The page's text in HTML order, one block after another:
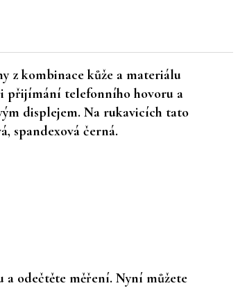
z kombinace kůže a materiálu
přijímání telefonního hovoru a
displejem. Na rukavicích tato
spandexová černá.
a odečtěte měření. Nyní můžete